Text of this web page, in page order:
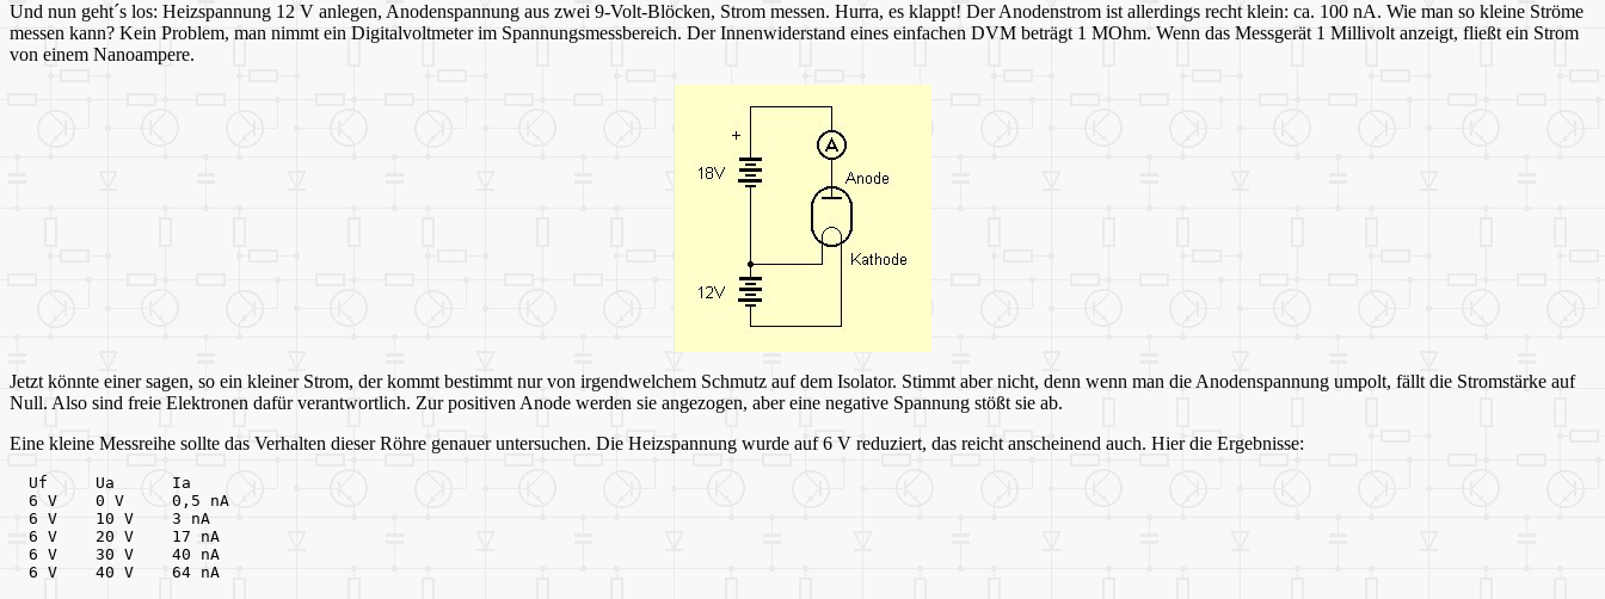
Und nun geht´s los: Heizspannung 12 V anlegen, Anodenspannung aus zwei 9-Volt-Blöcken, Strom messen. Hurra, es klappt! Der Anodenstrom ist allerdings recht klein: ca. 100 nA. Wie man so kleine Ströme
messen kann? Kein Problem, man nimmt ein Digitalvoltmeter im Spannungsmessbereich. Der Innenwiderstand eines einfachen DVM beträgt 1 MOhm. Wenn das Messgerät 1 Millivolt anzeigt, fließt ein Strom
von einem Nanoampere.
Jetzt könnte einer sagen, so ein kleiner Strom, der kommt bestimmt nur von irgendwelchem Schmutz auf dem Isolator. Stimmt aber nicht, denn wenn man die Anodenspannung umpolt, fällt die Stromstärke auf
Null. Also sind freie Elektronen dafür verantwortlich. Zur positiven Anode werden sie angezogen, aber eine negative Spannung stößt sie ab.
Eine kleine Messreihe sollte das Verhalten dieser Röhre genauer untersuchen. Die Heizspannung wurde auf 6 V reduziert, das reicht anscheinend auch. Hier die Ergebnisse:
  Uf     Ua      Ia
  6 V    0 V     0,5 nA
  6 V    10 V    3 nA
  6 V    20 V    17 nA
  6 V    30 V    40 nA
  6 V    40 V    64 nA